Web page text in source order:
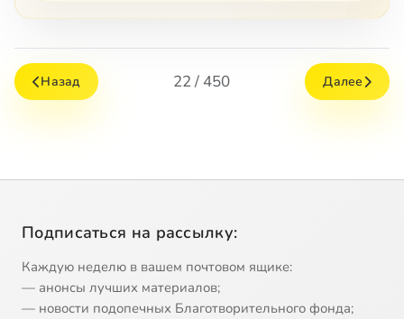
Назад 22 / 450 Далее
Подписаться на рассылку:
Каждую неделю в вашем почтовом ящике:
— анонсы лучших материалов;
— новости подопечных Благотворительного фонда;